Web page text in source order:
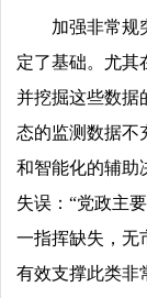
加强非常规
定了基础。尤其
并挖掘这些数据
态的监测数据不
和智能化的辅助
失误：“党政主
一指挥缺失，无
有效支撑此类非